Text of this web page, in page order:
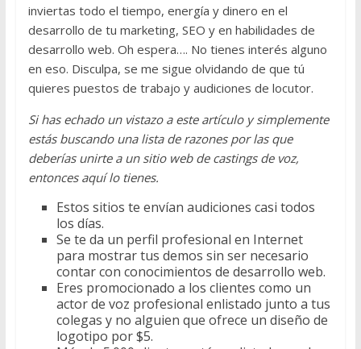
inviertas todo el tiempo, energía y dinero en el
desarrollo de tu marketing, SEO y en habilidades de
desarrollo web. Oh espera…. No tienes interés alguno
en eso. Disculpa, se me sigue olvidando de que tú
quieres puestos de trabajo y audiciones de locutor.
Si has echado un vistazo a este artículo y simplemente
estás buscando una lista de razones por las que
deberías unirte a un sitio web de castings de voz,
entonces aquí lo tienes.
Estos sitios te envían audiciones casi todos
los días.
Se te da un perfil profesional en Internet
para mostrar tus demos sin ser necesario
contar con conocimientos de desarrollo web.
Eres promocionado a los clientes como un
actor de voz profesional enlistado junto a tus
colegas y no alguien que ofrece un diseño de
logotipo por $5.